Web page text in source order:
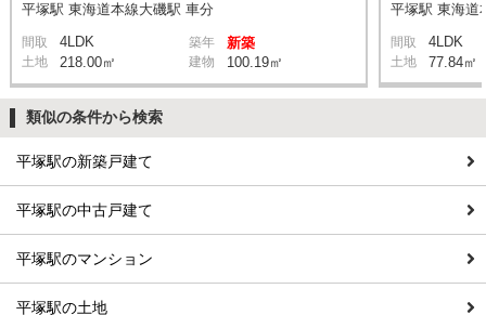
平塚駅 東海道本線大磯駅 車分
間取 4LDK 築年 新築
土地 218.00㎡ 建物 100.19㎡
平塚駅 東海道
間取 4LDK
土地 77.84㎡
類似の条件から検索
平塚駅の新築戸建て
平塚駅の中古戸建て
平塚駅のマンション
平塚駅の土地